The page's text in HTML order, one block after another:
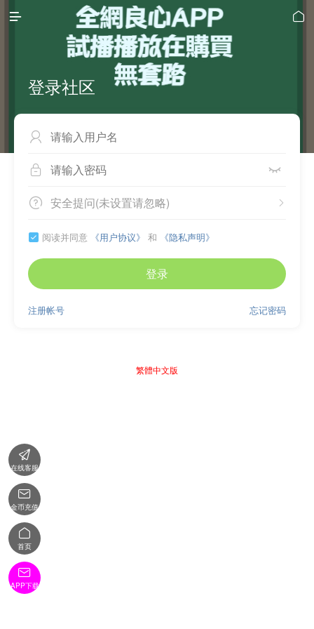
 
登录社区

 
 
安全提问(未设置请忽略)
 阅读并同意 《用户协议》 和 《隐私声明》
登录
忘记密码
注册帐号
繁體中文版

在线客服

金币充值

首页

APP下载